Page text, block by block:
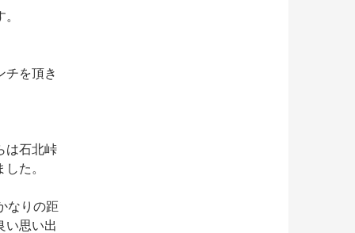
チを頂き
は石北峠
た。
なりの距
い思い出